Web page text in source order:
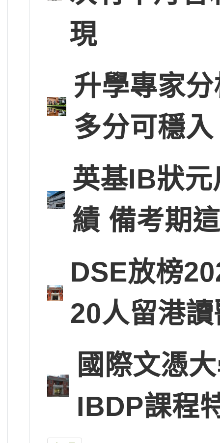
現
升學專家
多分可穩
英基IB狀
績 備考期
DSE放榜
20人留港
國際文憑
IBDP課程